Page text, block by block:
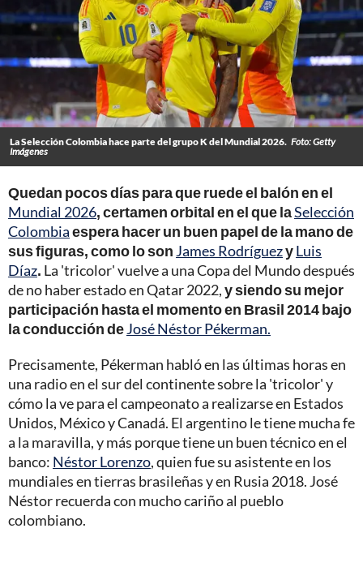
La Selección Colombia hace parte del grupo K del Mundial 2026. Foto: Getty
Imágenes
Quedan pocos días para que ruede el balón en el
Mundial 2026, certamen orbital en el que laSelección
Colombiaespera hacer un buen papel de la mano de
sus figuras, como lo son James RodríguezyLuis
Díaz. La 'tricolor' vuelve a una Copa del Mundo después
de no haber estado en Qatar 2022,y siendo su mejor
participación hasta el momento en Brasil 2014 bajo
la conducción deJosé Néstor Pékerman.
Precisamente, Pékerman habló en las últimas horas en
una radio en el sur del continente sobre la 'tricolor' y
cómo la ve para el campeonato a realizarse en Estados
Unidos, México y Canadá. El argentino le tiene mucha fe
a la maravilla, y más porque tiene un buen técnico en el
banco: Néstor Lorenzo, quien fue su asistente en los
mundiales en tierras brasileñas y en Rusia 2018. José
Néstor recuerda con mucho cariño al pueblo
colombiano.